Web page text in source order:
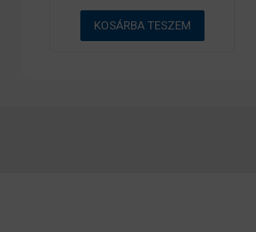
l
KOSÁRBA TESZEM